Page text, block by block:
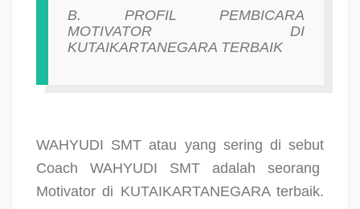
B. PROFIL PEMBICARA
MOTIVATOR DI
KUTAIKARTANEGARA TERBAIK
WAHYUDI SMT atau yang sering di sebut
Coach WAHYUDI SMT adalah seorang
Motivator di KUTAIKARTANEGARA terbaik.